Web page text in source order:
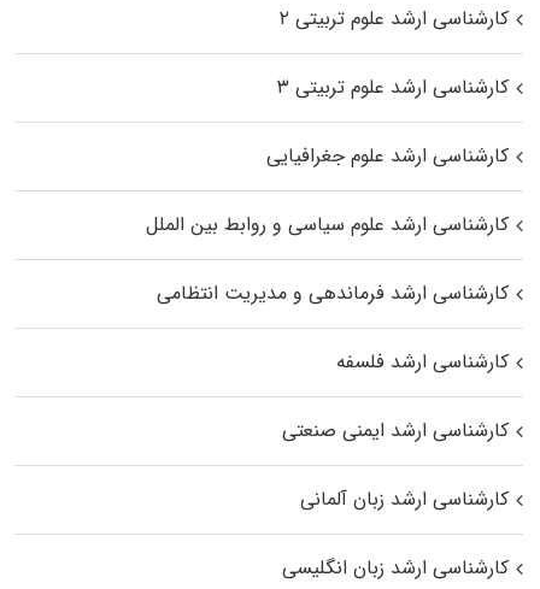
کارشناسی ارشد علوم تربیتی ۲
کارشناسی ارشد علوم تربیتی ۳
کارشناسی ارشد علوم جغرافیایی
کارشناسی ارشد علوم سیاسی و روابط بین الملل
کارشناسی ارشد فرماندهی و مدیریت انتظامی
کارشناسی ارشد فلسفه
کارشناسی ارشد ایمنی صنعتی
کارشناسی ارشد زبان آلمانی
کارشناسی ارشد زبان انگلیسی